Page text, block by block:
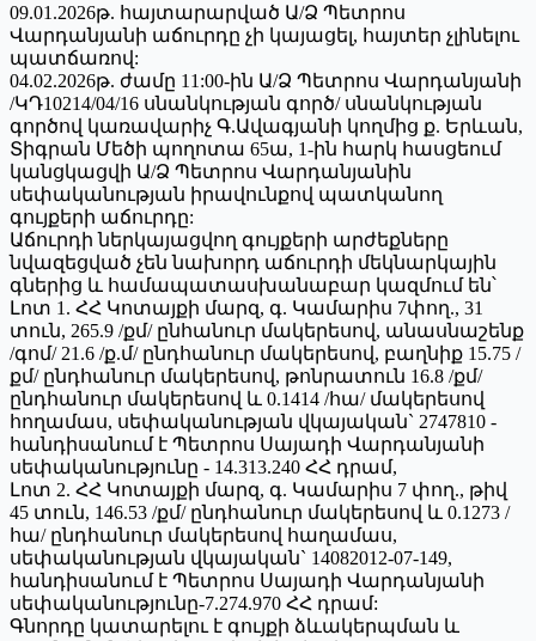
09.01.2026թ. հայտարարված Ա/Ձ Պետրոս
Վարդանյանի աճուրդը չի կայացել, հայտեր չլինելու
պատճառով:
04.02.2026թ. ժամը 11:00-ին Ա/Ձ Պետրոս Վարդանյանի
/ԿԴ10214/04/16 սնանկության գործ/ սնանկության
գործով կառավարիչ Գ.Ավագյանի կողմից ք. Երևան,
Տիգրան Մեծի պողոտա 65ա, 1-ին հարկ հասցեում
կանցկացվի Ա/Ձ Պետրոս Վարդանյանին
սեփականության իրավունքով պատկանող
գույքերի աճուրդը:
Աճուրդի ներկայացվող գույքերի արժեքները
նվազեցված չեն նախորդ աճուրդի մեկնարկային
գներից և համապատասխանաբար կազմում են՝
Լոտ 1. ՀՀ Կոտայքի մարզ, գ. Կամարիս 7փող., 31
տուն, 265.9 /քմ/ ընհանուր մակերեսով, անասնաշենք
/գոմ/ 21.6 /ք.մ/ ընդհանուր մակերեսով, բաղնիք 15.75 /
քմ/ ընդհանուր մակերեսով, թոնրատուն 16.8 /քմ/
ընդհանուր մակերեսով և 0.1414 /հա/ մակերեսով
հողամաս, սեփականության վկայական` 2747810 -
հանդիսանում է Պետրոս Սայադի Վարդանյանի
սեփականությունը - 14.313.240 ՀՀ դրամ,
Լոտ 2. ՀՀ Կոտայքի մարզ, գ. Կամարիս 7 փող., թիվ
45 տուն, 146.53 /քմ/ ընդհանուր մակերեսով և 0.1273 /
հա/ ընդհանուր մակերեսով հաղամաս,
սեփականության վկայական` 14082012-07-149,
հանդիսանում է Պետրոս Սայադի Վարդանյանի
սեփականությունը-7.274.970 ՀՀ դրամ:
Գնորդը կատարելու է գույքի ձևակերպման և